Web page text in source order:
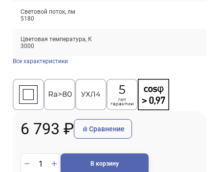
Световой поток, лм
5180
Цветовая температура, К
3000
Все характеристики
6 793 ₽ Сравнение
В корзину